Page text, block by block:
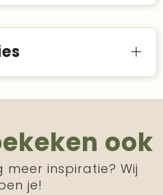
ook
inspiratie? Wij
je!